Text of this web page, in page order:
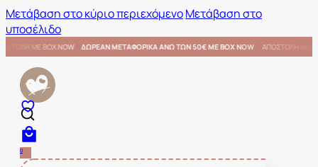
Μετάβαση στο κύριο περιεχόμενοΜετάβαση στο
υποσέλιδο
BOX NOW ΑΠΟΣΤΟΛΗ ΜΕ BOX NOW ΔΩΡΕΑΝ ΜΕΤΑΦΟΡΙΚΑ ΑΝΩ ΤΩΝ 50€ ΜΕ BOX NOW
0